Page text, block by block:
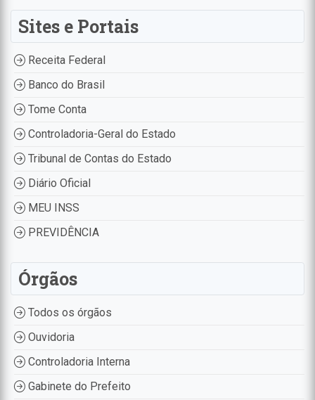
Sites e Portais
Receita Federal
Banco do Brasil
Tome Conta
Controladoria-Geral do Estado
Tribunal de Contas do Estado
Diário Oficial
MEU INSS
PREVIDÊNCIA
Órgãos
Todos os órgãos
Ouvidoria
Controladoria Interna
Gabinete do Prefeito